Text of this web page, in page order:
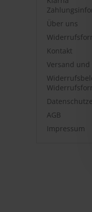
Über uns
Kontakt
Versand und
AGB
Impressum